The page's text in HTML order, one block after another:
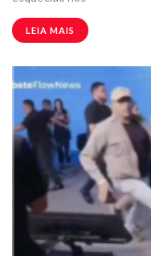
LEIA MAIS